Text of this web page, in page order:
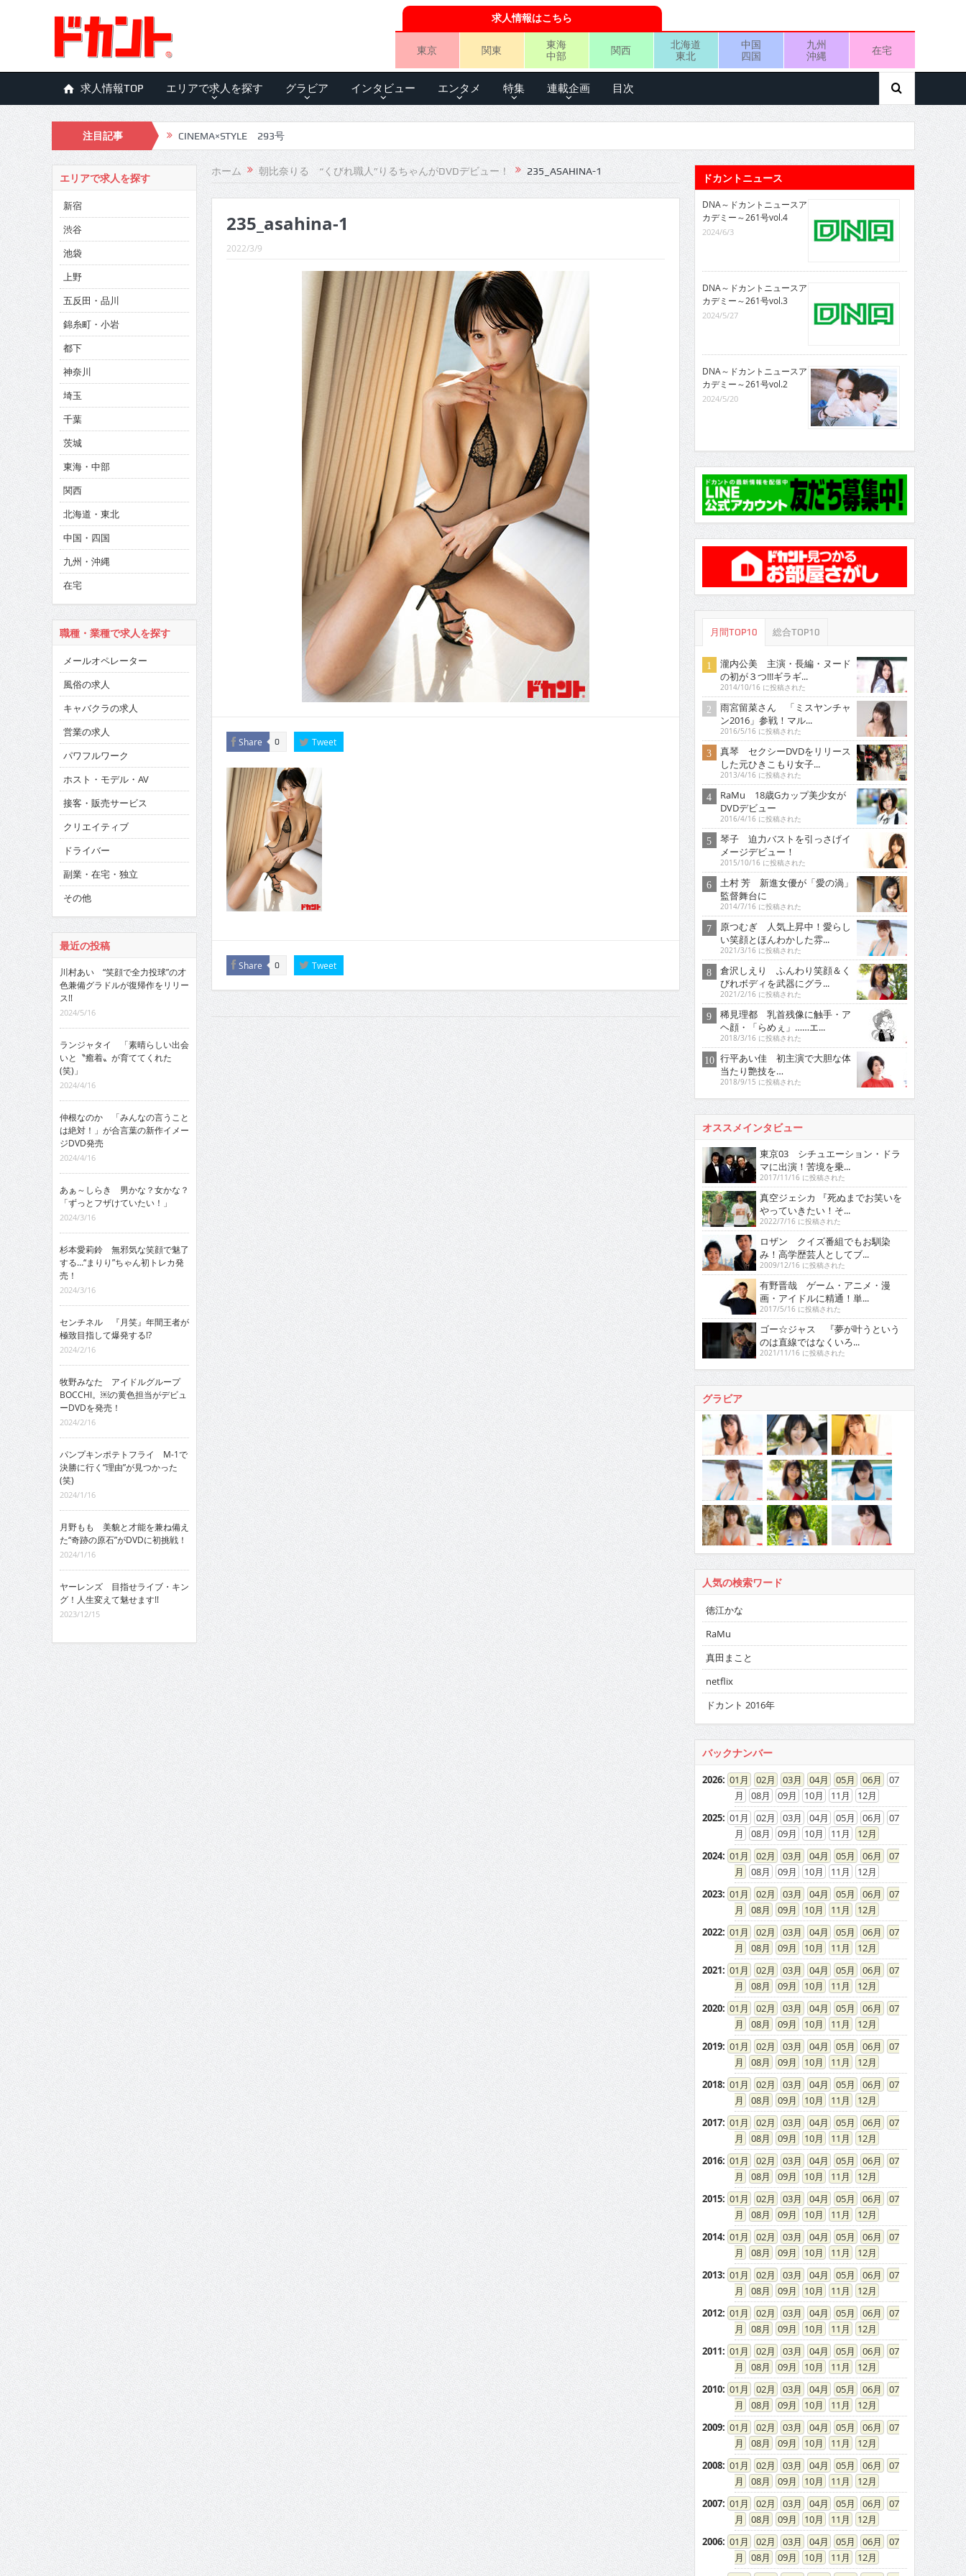
求人情報はこちら
東京 関東
東海
中部
関西
北海道
東北
中国
四国
九州
沖縄
在宅
求人情報TOP エリアで求人を探す グラビア インタビュー エンタメ 特集 連載企画 目次
注目記事 CINEMA×STYLE 293号
CINEMA×STYLE 292号
CINEMA×STYLE 291号
CINEMA×STYLE 290号
CINEMA×STYLE 289号
CINEMA×STYLE 288号
CINEMA×STYLE 286号
CINEMA×STYLE 285号
CINEMA×STYLE 294号
ホーム 朝比奈りる “くびれ職人”りるちゃんがDVDデビュー！ 235_ASAHINA-1
235_asahina-1
2022/3/9
Share 0 Tweet
Share 0 Tweet
エリアで求人を探す
新宿
渋谷
池袋
上野
五反田・品川
錦糸町・小岩
都下
神奈川
埼玉
千葉
茨城
東海・中部
関西
北海道・東北
中国・四国
九州・沖縄
在宅
職種・業種で求人を探す
メールオペレーター
風俗の求人
キャバクラの求人
営業の求人
パワフルワーク
ホスト・モデル・AV
接客・販売サービス
クリエイティブ
ドライバー
副業・在宅・独立
その他
最近の投稿
川村あい “笑顔で全力投球”の才
色兼備グラドルが復帰作をリリー
ス!!
2024/5/16
ランジャタイ 「素晴らしい出会
いと〝癒着〟が育ててくれた
(笑)」
2024/4/16
仲根なのか 「みんなの言うこと
は絶対！」が合言葉の新作イメー
ジDVD発売
2024/4/16
あぁ～しらき 男かな？女かな？
「ずっとフザけていたい！」
2024/3/16
杉本愛莉鈴 無邪気な笑顔で魅了
する…“まりり”ちゃん初トレカ発
売！
2024/3/16
センチネル 『月笑』年間王者が
極致目指して爆発する!?
2024/2/16
牧野みなた アイドルグループ
BOCCHI。￼の黄色担当がデビュ
ーDVDを発売！
2024/2/16
パンプキンポテトフライ M-1で
決勝に行く“理由”が見つかった
(笑)
2024/1/16
月野もも 美貌と才能を兼ね備え
た“奇跡の原石”がDVDに初挑戦！
2024/1/16
ヤーレンズ 目指せライブ・キン
グ！人生変えて魅せます!!
2023/12/15
ドカントニュース
DNA～ドカントニュースア
カデミー～261号vol.4
2024/6/3
DNA～ドカントニュースア
カデミー～261号vol.3
2024/5/27
DNA～ドカントニュースア
カデミー～261号vol.2
2024/5/20
月間TOP10 総合TOP10
瀧内公美 主演・長編・ヌード
の初が３つ!!!ギラギ...
2014/10/16 に投稿された
雨宮留菜さん 「ミスヤンチャ
ン2016」参戦！マル...
2016/5/16 に投稿された
真琴 セクシーDVDをリリース
した元ひきこもり女子...
2013/4/16 に投稿された
RaMu 18歳Gカップ美少女が
DVDデビュー
2016/4/16 に投稿された
琴子 迫力バストを引っさげイ
メージデビュー！
2015/10/16 に投稿された
土村 芳 新進女優が「愛の渦」
監督舞台に
2014/7/16 に投稿された
原つむぎ 人気上昇中！愛らし
い笑顔とほんわかした雰...
2021/3/16 に投稿された
倉沢しえり ふんわり笑顔＆く
びれボディを武器にグラ...
2021/2/16 に投稿された
稀見理都 乳首残像に触手・ア
ヘ顔・「らめぇ」……エ...
2018/3/16 に投稿された
行平あい佳 初主演で大胆な体
当たり艶技を…
2018/9/15 に投稿された
オススメインタビュー
東京03 シチュエーション・ドラ
マに出演！苦境を乗...
2017/11/16 に投稿された
真空ジェシカ 『死ぬまでお笑いを
やっていきたい！そ...
2022/7/16 に投稿された
ロザン クイズ番組でもお馴染
み！高学歴芸人としてブ...
2009/12/16 に投稿された
有野晋哉 ゲーム・アニメ・漫
画・アイドルに精通！単...
2017/5/16 に投稿された
ゴー☆ジャス 『夢が叶うという
のは直線ではなくいろ...
2021/11/16 に投稿された
グラビア
人気の検索ワード
徳江かな
RaMu
真田まこと
netflix
ドカント 2016年
バックナンバー
2026: 01 02 03 04 05 06
07
08
09 10 11
12
2025: 01 02 03 04 05 06
07
08
09 10 11
12
2024: 01 02 03 04 05 06
07
08
09 10 11
12
2023: 01 02 03 04 05 06
07
08
09 10 11
12
2022: 01 02 03 04 05 06
07
08
09 10 11
12
2021: 01 02 03 04 05 06
07
08
09 10 11
12
2020: 01 02 03 04 05 06
07
08
09 10 11
12
2019: 01 02 03 04 05 06
07
08
09 10 11
12
2018: 01 02 03 04 05 06
07
08
09 10 11
12
2017: 01 02 03 04 05 06
07
08
09 10 11
12
2016: 01 02 03 04 05 06
07
08
09 10 11
12
2015: 01 02 03 04 05 06
07
08
09 10 11
12
2014: 01 02 03 04 05 06
07
08
09 10 11
12
2013: 01 02 03 04 05 06
07
08
09 10 11
12
2012: 01 02 03 04 05 06
07
08
09 10 11
12
2011: 01 02 03 04 05 06
07
08
09 10 11
12
2010: 01 02 03 04 05 06
07
08
09 10 11
12
2009: 01 02 03 04 05 06
07
08
09 10 11
12
2008: 01 02 03 04 05 06
07
08
09 10 11
12
2007: 01 02 03 04 05 06
07
08
09 10 11
12
2006: 01 02 03 04 05 06
07
08
09 10 11
12